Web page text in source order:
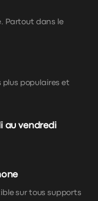
Partout dans le
plus populaires et
au vendredi
sur tous supports